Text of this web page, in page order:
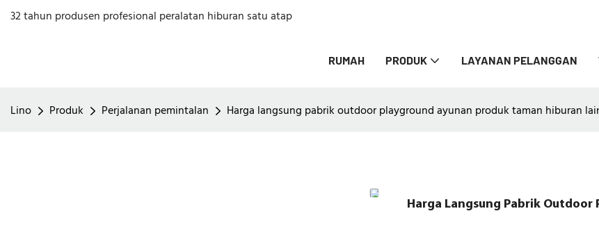
32 tahun produsen profesional peralatan hiburan satu atap
RUMAH PRODUK LAYANAN PELANGGAN
Lino Produk Perjalanan pemintalan Harga langsung pabrik outdoor playground ayunan produk taman hiburan
Harga Langsung Pabrik Outdoor